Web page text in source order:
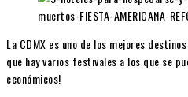
La CDMX es uno de los mejores
que hay varios festivales a los que se
económicos!